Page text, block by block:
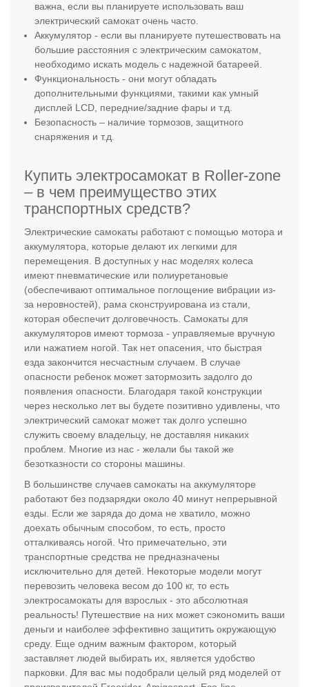
важна, если вы планируете использовать ваш
электрический самокат очень часто.
Аккумулятор - если вы планируете путешествовать на
большие расстояния с электрическим самокатом,
необходимо искать модель с надежной батареей.
Функциональность - они могут обладать
дополнительными функциями, такими как умный
дисплей LCD, передние/задние фары и т.д.
Безопасность – наличие тормозов, защитного
снаряжения и т.д.
Купить электросамокат в Roller-zone
– в чем преимущество этих
транспортных средств?
Электрические самокаты работают с помощью мотора и
аккумулятора, которые делают их легкими для
перемещения. В доступных у нас моделях колеса
имеют пневматические или полиуретановые
(обеспечивают оптимальное поглощение вибрации из-
за неровностей), рама сконструирована из стали,
которая обеспечит долговечность. Самокаты для
аккумуляторов имеют тормоза - управляемые вручную
или нажатием ногой. Так нет опасения, что быстрая
езда закончится несчастным случаем. В случае
опасности ребенок может затормозить задолго до
появления опасности. Благодаря такой конструкции
через несколько лет вы будете позитивно удивлены, что
электрический самокат может так долго успешно
служить своему владельцу, не доставляя никаких
проблем. Многие из нас - желали бы такой же
безотказности со стороны машины.
В большинстве случаев самокаты на аккумуляторе
работают без подзарядки около 40 минут непрерывной
езды. Если же заряда до дома не хватило, можно
доехать обычным способом, то есть, просто
отталкиваясь ногой. Что примечательно, эти
транспортные средства не предназначены
исключительно для детей. Некоторые модели могут
перевозить человека весом до 100 кг, то есть
электросамокаты для взрослых - это абсолютная
реальность! Путешествие на них может сэкономить ваши
деньги и наиболее эффективно защитить окружающую
среду. Еще одним важным фактором, который
заставляет людей выбирать их, является удобство
парковки. Для вас мы подобрали целый ряд моделей от